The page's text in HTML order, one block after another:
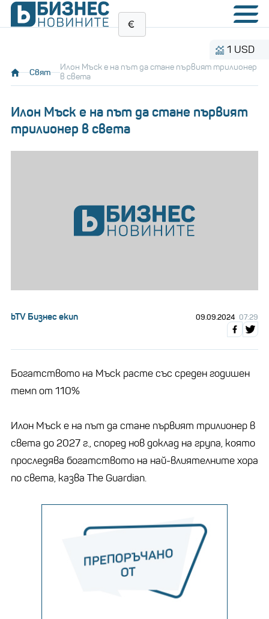
1 USD
Свят
Илон Мъск е на път да стане първият трилионер
в света
Илон Мъск е на път да стане първият
трилионер в света
bTV Бизнес екип 09.09.2024 07:29
Богатството на Мъск расте със среден годишен
темп от 110%
Илон Мъск е на път да стане първият трилионер в
света до 2027 г., според нов доклад на група, която
проследява богатството на най-влиятелните хора
по света, казва The Guardian.